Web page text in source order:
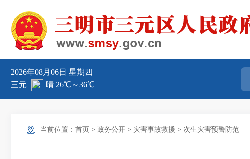
2026年08月06日 星期四
当前位置： 首页 > 政务公开 > 灾害事故救援 > 次生灾害预警防范